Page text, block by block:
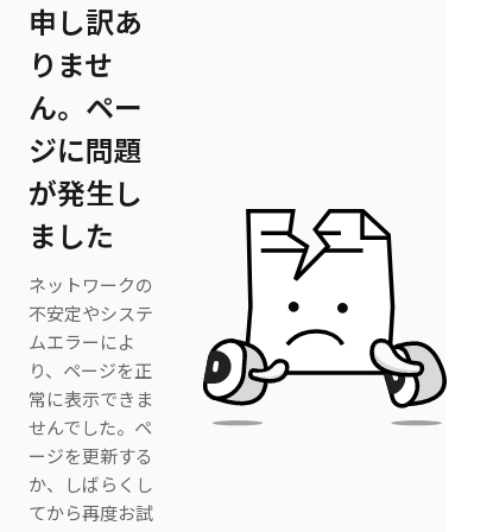
申し訳あ
りませ
ん。ペー
ジに問題
が発生し
ました
ネットワークの
不安定やシステ
ムエラーによ
り、ページを正
常に表示できま
せんでした。ペ
ージを更新する
か、しばらくし
てから再度お試